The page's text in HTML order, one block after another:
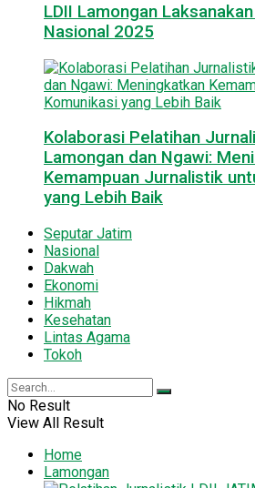
LDII Lamongan
Nasional 2025
Kolaborasi Pelatihan
Lamongan dan Ngawi:
Kemampuan Jurnalistik
yang Lebih Baik
Seputar Jatim
Nasional
Dakwah
Ekonomi
Hikmah
Kesehatan
Lintas Agama
Tokoh
No Result
View All Result
Home
Lamongan